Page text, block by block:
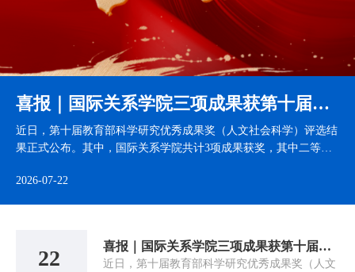
喜报｜国际关系学院三项成果获第十届教育部科学研究优秀成果奖（人文社会科学）
近日，第十届教育部科学研究优秀成果奖（人文社会科学）评选结
果正式公布。其中，国际关系学院共计3项成果获奖，其中二等奖1
2026-07-22
22 喜报｜国际关系学院三项成果获第十届教育部科学研究优秀成果奖（人文社会科学）
近日，第十届教育部科学研究优秀成果奖（人文